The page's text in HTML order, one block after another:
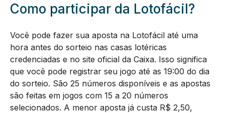
Como participar da Lotofácil?
Você pode fazer sua aposta na Lotofácil até uma
hora antes do sorteio nas casas lotéricas
credenciadas e no site oficial da Caixa. Isso significa
que você pode registrar seu jogo até as 19:00 do dia
do sorteio. São 25 números disponíveis e as apostas
são feitas em jogos com 15 a 20 números
selecionados. A menor aposta já custa R$ 2,50,